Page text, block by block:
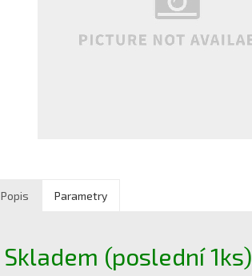
Popis Parametry
Skladem (poslední 1ks)